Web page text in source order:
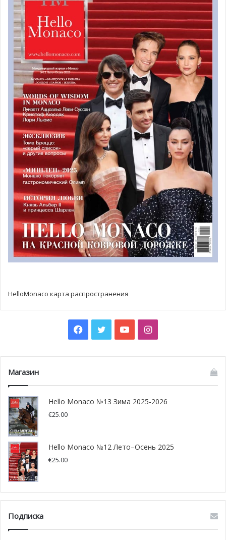
Но каково современное состояние этой индустрии и что
нам необходимо предпринимать дальше?
Как отмечалось в ходе круглых столов, «зелёные»
технологии быстро развиваются, и все большее число
новых проектов, реализуемых студентами или
стартапами, нацелены наполную трансформацию
энергии. Испытательные площадки Ride & Drive,
расположенные на эспланаде, обращенной к Форуму
Гримальди и Яхт-клубу Монако, позволили посетителям
ощутить реальное «устойчивое» будущее, усиленное
экологическими технологиями. Активное участиеНико
Росберга, в качестве официального посла EVER 2019,
помогло усилить эко-сообщение об этом событии на
международном уровне.
HelloMonaco карта распространения
Facebook
TwitterYouTubeInstagram
Магазин
Hello Monaco №13 Зима 2025-2026
€25.00
Hello Monaco №12 Лето–Осень 2025
€25.00
Подписка